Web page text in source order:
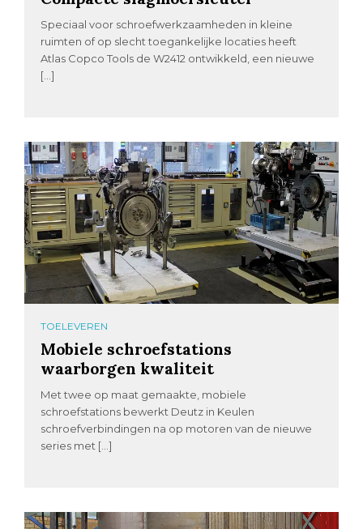
Speciaal voor schroefwerkzaamheden in kleine
ruimten of op slecht toegankelijke locaties heeft
Atlas Copco Tools de W2412 ontwikkeld, een nieuwe
[…]
TOELEVEREN
Mobiele schroefstations
waarborgen kwaliteit
Met twee op maat gemaakte, mobiele
schroefstations bewerkt Deutz in Keulen
schroefverbindingen na op motoren van de nieuwe
series met […]